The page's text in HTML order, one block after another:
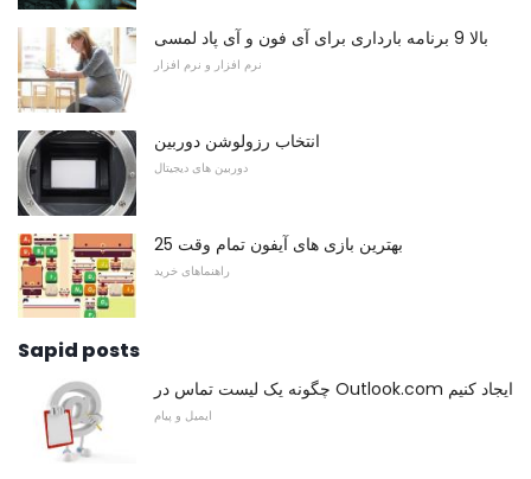
بالا 9 برنامه بارداری برای آی فون و آی پاد لمسی
نرم افزار و نرم افزار
انتخاب رزولوشن دوربین
دوربین های دیجیتال
25 بهترین بازی های آیفون تمام وقت
راهنماهای خرید
Sapid posts
چگونه یک لیست تماس در Outlook.com ایجاد کنیم
ایمیل و پیام